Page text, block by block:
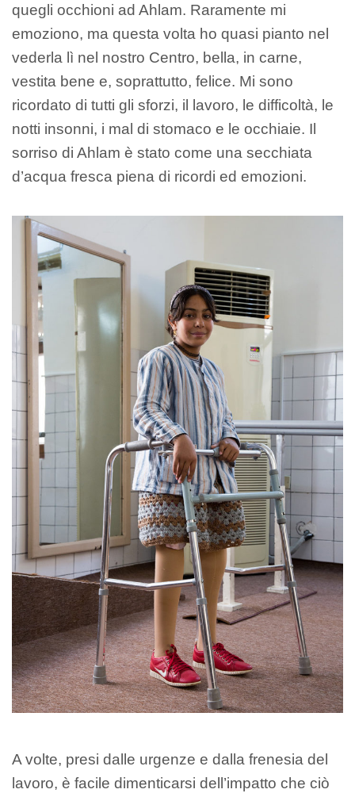
quegli occhioni ad Ahlam. Raramente mi
emoziono, ma questa volta ho quasi pianto nel
vederla lì nel nostro Centro, bella, in carne,
vestita bene e, soprattutto, felice. Mi sono
ricordato di tutti gli sforzi, il lavoro, le difficoltà, le
notti insonni, i mal di stomaco e le occhiaie. Il
sorriso di Ahlam è stato come una secchiata
d’acqua fresca piena di ricordi ed emozioni.
A volte, presi dalle urgenze e dalla frenesia del
lavoro, è facile dimenticarsi dell’impatto che ciò